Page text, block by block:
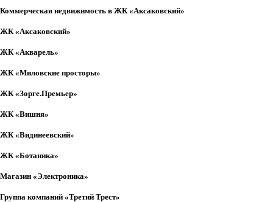
Коммерческая недвижимость в ЖК «Аксаковский»
ЖК «Аксаковский»
ЖК «Акварель»
ЖК «Миловские просторы»
ЖК «Зорге.Премьер»
ЖК «Вишня»
ЖК «Видинеевский»
ЖК «Ботаника»
Магазин «Электроника»
Группа компаний «Третий Трест»